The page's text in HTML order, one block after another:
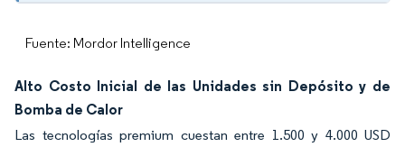
Fuente: Mordor Intelligence
Alto Costo Inicial de las Unidades sin Depósito y de
Bomba de Calor
Las tecnologías premium cuestan entre 1.500 y 4.000 USD